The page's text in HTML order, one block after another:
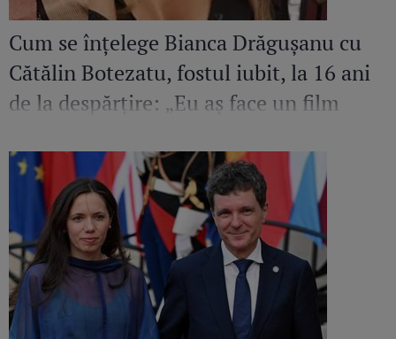
Cum se înțelege Bianca Drăgușanu cu
Cătălin Botezatu, fostul iubit, la 16 ani
de la despărțire: „Eu aș face un film
cunosc un om de calitatea aceasta”